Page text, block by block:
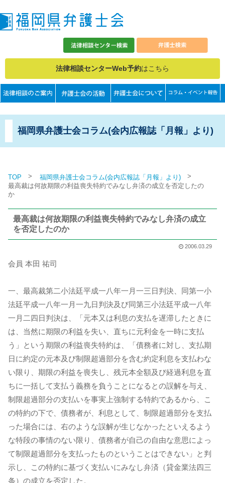
法律相談センターWeb予約はこちら
福岡県弁護士会コラム(会内広報誌「月報」より)
TOP > 福岡県弁護士会コラム(会内広報誌「月報」より) >
最高裁は何故期限の利益喪失特約でみなし弁済の成立を否定したの
か
最高裁は何故期限の利益喪失特約でみなし弁済の成立
を否定したのか
2006.03.29
会員 本田 祐司
一、最高裁第二小法廷平成一八年一月一三日判決、同第一小
法廷平成一八年一月一九日判決及び同第三小法廷平成一八年
一月二四日判決は、「元本又は利息の支払を遅滞したときに
は、当然に期限の利益を失い、直ちに元利金を一時に支払
う」という期限の利益喪失特約は、「債務者に対し、支払期
日に約定の元本及び制限超過部分を含む約定利息を支払わな
い限り、期限の利益を喪失し、残元本全額及び経過利息を直
ちに一括して支払う義務を負うことになるとの誤解を与え、
制限超過部分の支払いを事実上強制する特約であるから、こ
の特約の下で、債務者が、利息として、制限超過部分を支払
った場合には、右のような誤解が生じなかったといえるよう
な特段の事情のない限り、債務者が自己の自由な意思によっ
て制限超過部分を支払ったものということはできない」と判
示し、この特約に基づく支払いにみなし弁済（貸金業法四三
条）の成立を否定した。